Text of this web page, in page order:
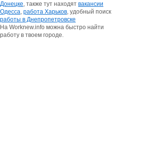
Донецке, также тут находят вакансии
Одесса, работа Харьков, удобный поиск
работы в Днепропетровске
На Worknew.info можна быстро найти
работу в твоем городе.